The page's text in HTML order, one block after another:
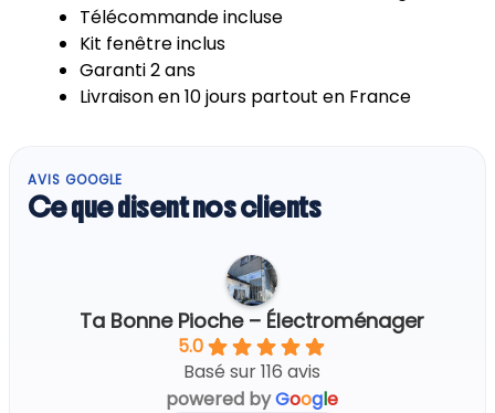
Télécommande incluse
Kit fenêtre inclus
Garanti 2 ans
Livraison en 10 jours partout en France
AVIS GOOGLE
Ce que disent nos clients
Ta Bonne Pioche – Électroménager
5.0
Basé sur 116 avis
powered byGoogle